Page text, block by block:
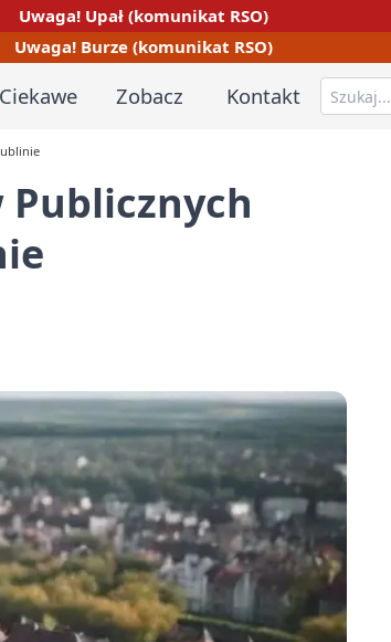
Uwaga! Upał (komunikat RSO)
Uwaga! Burze (komunikat RSO)
Ciekawe Zobacz Kontakt